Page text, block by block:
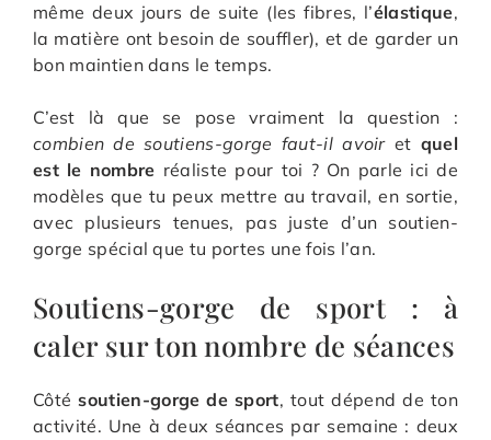
même deux jours de suite (les fibres, l’élastique,
la matière ont besoin de souffler), et de garder un
bon maintien dans le temps.
C’est là que se pose vraiment la question :
combien de soutiens-gorge faut-il avoiret quel
est le nombre réaliste pour toi ? On parle ici de
modèles que tu peux mettre au travail, en sortie,
avec plusieurs tenues, pas juste d’un soutien-
gorge spécial que tu portes une fois l’an.
Soutiens-gorge de sport : à
caler sur ton nombre de séances
Côtésoutien-gorge de sport, tout dépend de ton
activité. Une à deux séances par semaine : deux